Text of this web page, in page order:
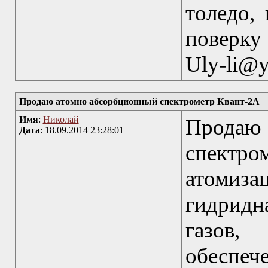
Uly-
Продаю атомно абсорбционный спектрометр Квант-2А
Имя: Николай
Дата: 18.09.2014 23:28:01
газов,